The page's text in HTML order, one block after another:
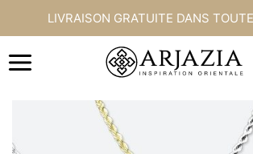
LIVRAISON GRATUITE DANS